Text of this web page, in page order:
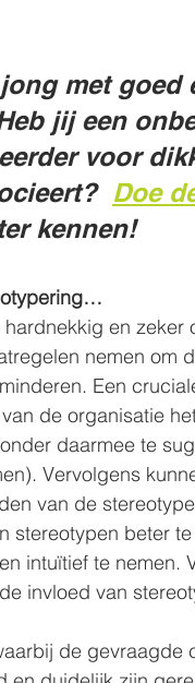
met
jij een
voor
Doe
kennen!
en
nemen om
Een
de organisatie
daarmee te
Vervolgens
van de
stereotypen beter
intuïtief te
invloed van
de gevraagde